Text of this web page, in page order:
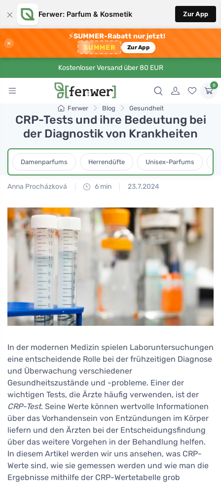
× Ferwer: Parfum & Kosmetik Zur App
×
⚡SUMMER-Rabatt nur jetzt!
SUMMER Zur App
Kostenloser Versand über 80 EUR
0
Ferwer Blog Gesundheit
CRP-Tests und ihre Bedeutung bei
der Diagnostik von Krankheiten
Damenparfums Herrendüfte Unisex-Parfums
Anna Procházková 6 min 23.7.2024
In der modernen Medizin spielen Laboruntersuchungen
eine entscheidende Rolle bei der frühzeitigen Diagnose
und Überwachung verschiedener
Gesundheitszustände und -probleme. Einer der
wichtigen Tests, die Ärzte häufig verwenden, ist der
CRP-Test. Seine Werte können wertvolle Informationen
über das Vorhandensein von Entzündungen im Körper
liefern und den Ärzten bei der Entscheidungsfindung
über das weitere Vorgehen in der Behandlung helfen.
In diesem Artikel werden wir uns ansehen, was CRP-
Werte sind, wie sie gemessen werden und wie man die
Ergebnisse mithilfe der CRP-Wertetabelle grob